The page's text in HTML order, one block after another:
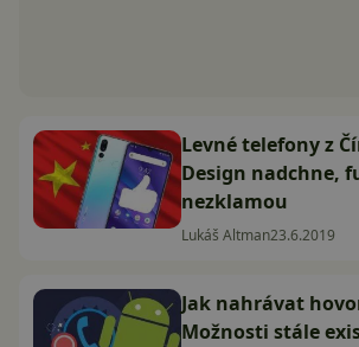
Levné telefony z
Design nadchne,
nezklamou
Lukáš Altman23.6.2019
Jak nahrávat
Možnosti stále